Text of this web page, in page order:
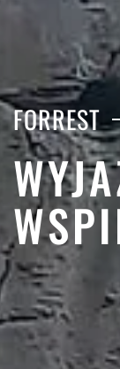
FORREST